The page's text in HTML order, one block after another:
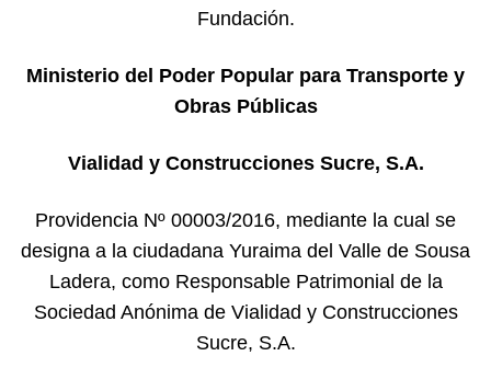
Fundación.
Ministerio del Poder Popular para Transporte y
Obras Públicas
Vialidad y Construcciones Sucre, S.A.
Providencia Nº 00003/2016, mediante la cual se
designa a la ciudadana Yuraima del Valle de Sousa
Ladera, como Responsable Patrimonial de la
Sociedad Anónima de Vialidad y Construcciones
Sucre, S.A.